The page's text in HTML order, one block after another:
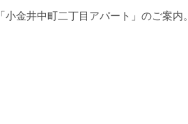
金井中町二丁目アパート」のご案内